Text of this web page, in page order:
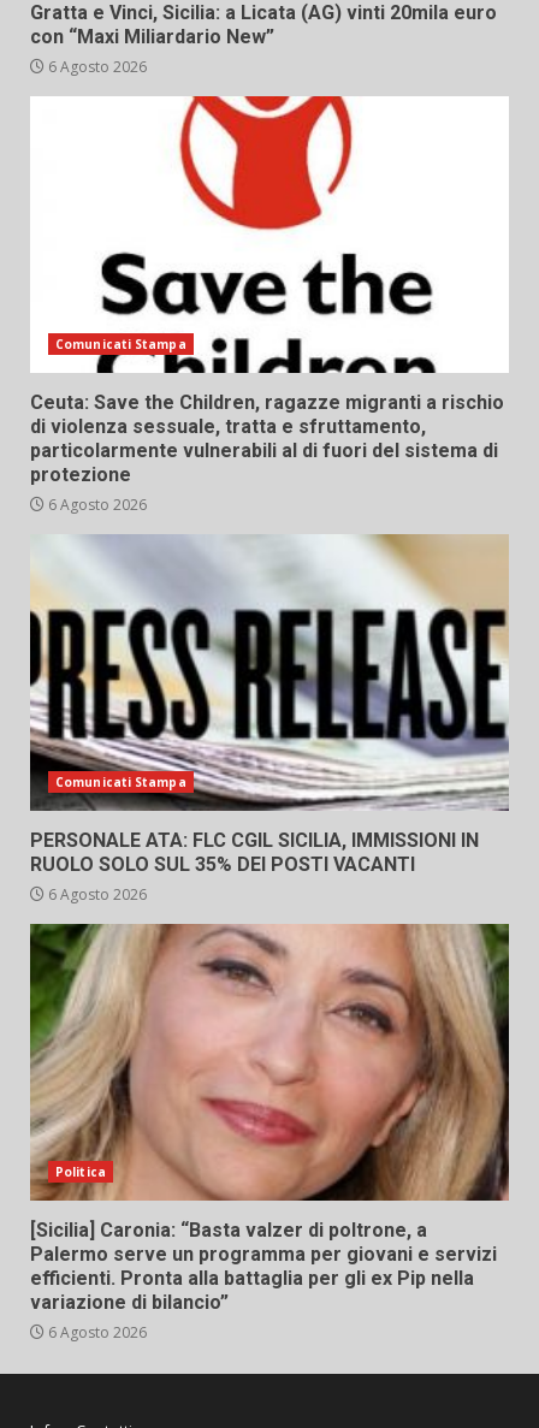
Gratta e Vinci, Sicilia: a Licata (AG) vinti 20mila euro
con “Maxi Miliardario New”
6 Agosto 2026
Comunicati Stampa
Ceuta: Save the Children, ragazze migranti a rischio
di violenza sessuale, tratta e sfruttamento,
particolarmente vulnerabili al di fuori del sistema di
protezione
6 Agosto 2026
Comunicati Stampa
PERSONALE ATA: FLC CGIL SICILIA, IMMISSIONI IN
RUOLO SOLO SUL 35% DEI POSTI VACANTI
6 Agosto 2026
Politica
[Sicilia] Caronia: “Basta valzer di poltrone, a
Palermo serve un programma per giovani e servizi
efficienti. Pronta alla battaglia per gli ex Pip nella
variazione di bilancio”
6 Agosto 2026